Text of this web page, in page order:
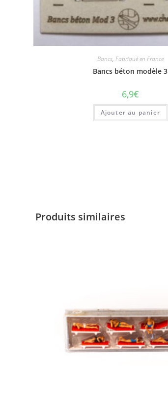
Bancs, Fabriqué en France
Bancs béton modèle 3
6,9€
Ajouter au panier
Produits similaires